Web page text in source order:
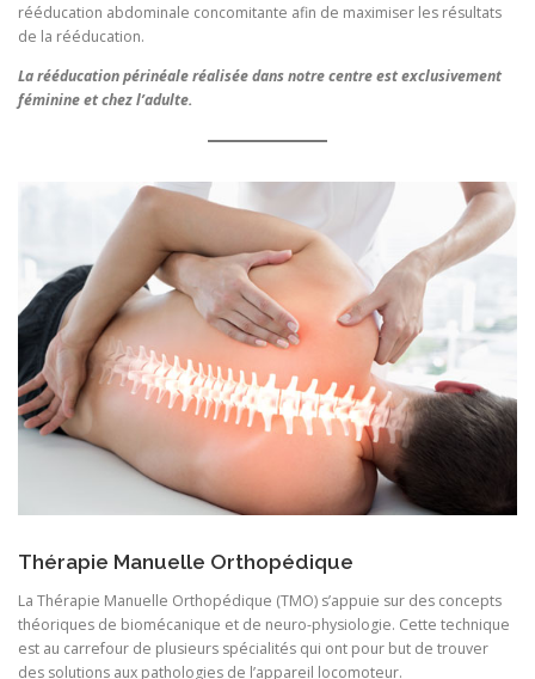
rééducation abdominale concomitante afin de maximiser les résultats
de la rééducation.
La rééducation périnéale réalisée dans notre centre est exclusivement
féminine et chez l’adulte.
Thérapie Manuelle Orthopédique
La Thérapie Manuelle Orthopédique (TMO) s’appuie sur des concepts
théoriques de biomécanique et de neuro-physiologie. Cette technique
est au carrefour de plusieurs spécialités qui ont pour but de trouver
des solutions aux pathologies de l’appareil locomoteur.